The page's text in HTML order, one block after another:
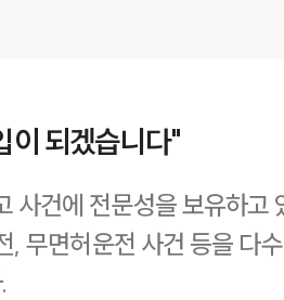
이 되겠습니다"
사건에 전문성을 보유하
, 무면허운전 사건 등을 다